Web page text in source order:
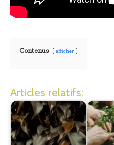
Contenus afficher
Articles relatifs: